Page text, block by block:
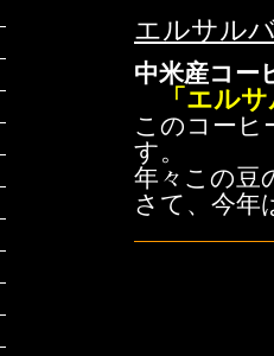
エルサル
中米産コー
「エル
このコーヒ
す。
年々この豆
さて、今年